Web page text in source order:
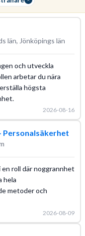
utbildning inom
som direkt
län, Jönköpings län
och utveckla
arbetar du nära
högsta
2026-08-16
Personalsäkerhet
roll där noggrannhet
hela
metoder och
2026-08-09